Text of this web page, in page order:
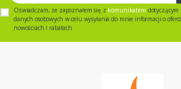
Oświadczam, że zapoznałem się z komunikatem
danych osobowych w celu wysyłania do mnie informacji o
nowościach i rabatach